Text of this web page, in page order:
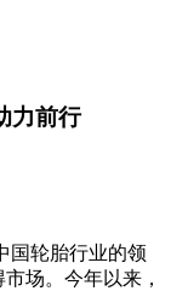
力前行
国轮胎行业的领
场。今年以来，